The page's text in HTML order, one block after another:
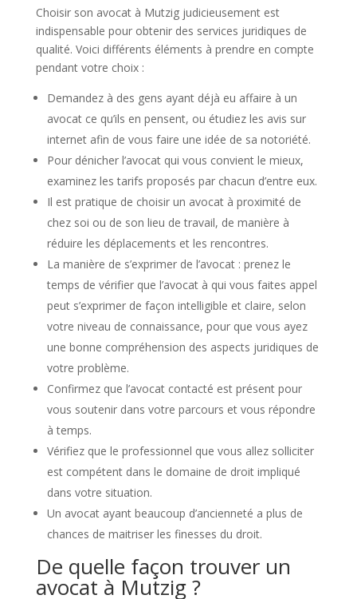
Choisir son avocat à Mutzig judicieusement est
indispensable pour obtenir des services juridiques de
qualité. Voici différents éléments à prendre en compte
pendant votre choix :
Demandez à des gens ayant déjà eu affaire à un
avocat ce qu’ils en pensent, ou étudiez les avis sur
internet afin de vous faire une idée de sa notoriété.
Pour dénicher l’avocat qui vous convient le mieux,
examinez les tarifs proposés par chacun d’entre eux.
Il est pratique de choisir un avocat à proximité de
chez soi ou de son lieu de travail, de manière à
réduire les déplacements et les rencontres.
La manière de s’exprimer de l’avocat : prenez le
temps de vérifier que l’avocat à qui vous faites appel
peut s’exprimer de façon intelligible et claire, selon
votre niveau de connaissance, pour que vous ayez
une bonne compréhension des aspects juridiques de
votre problème.
Confirmez que l’avocat contacté est présent pour
vous soutenir dans votre parcours et vous répondre
à temps.
Vérifiez que le professionnel que vous allez solliciter
est compétent dans le domaine de droit impliqué
dans votre situation.
Un avocat ayant beaucoup d’ancienneté a plus de
chances de maitriser les finesses du droit.
De quelle façon trouver un
avocat à Mutzig ?